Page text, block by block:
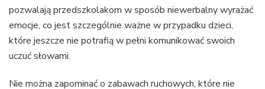
pozwalają przedszkolakom w sposób niewerbalny wyrażać
emocje, co jest szczególnie ważne w przypadku dzieci,
które jeszcze nie potrafią w pełni komunikować swoich
uczuć słowami.
Nie można zapominać o zabawach ruchowych, które nie